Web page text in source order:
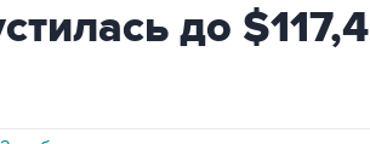
до $117,4